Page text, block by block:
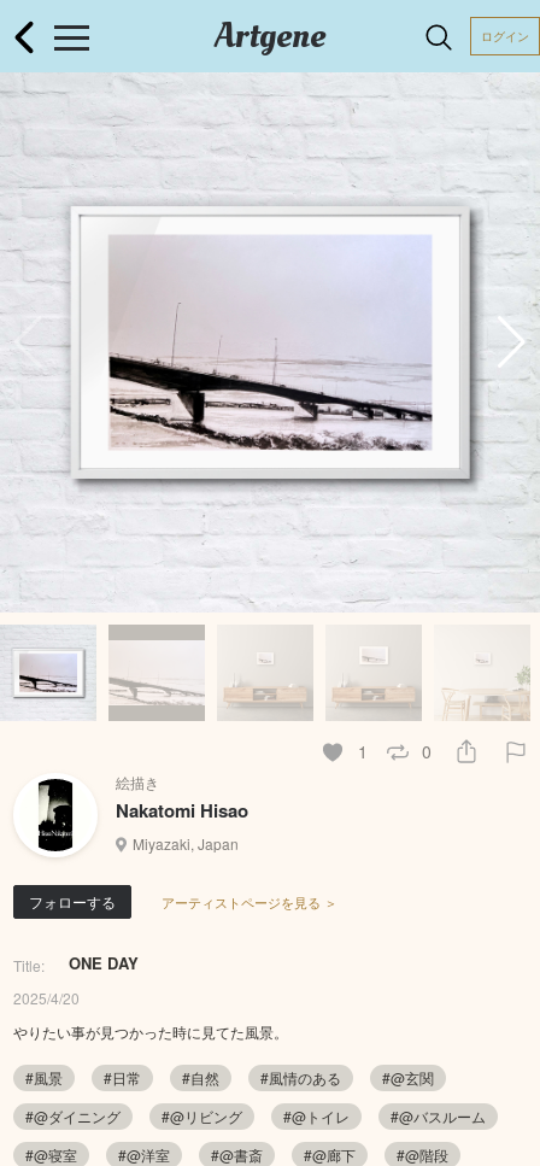
Artgene ログイン
1 0
絵描き
Nakatomi Hisao
Miyazaki, Japan
フォローする アーティストページを見る ＞
Title: ONE DAY
2025/4/20
やりたい事が見つかった時に見てた風景。
#風景 #日常 #自然 #風情のある
#@玄関
#@ダイニング
#@リビング #@トイレ
#@バスルーム
#@寝室
#@洋室 #@書斎 #@廊下
#@階段